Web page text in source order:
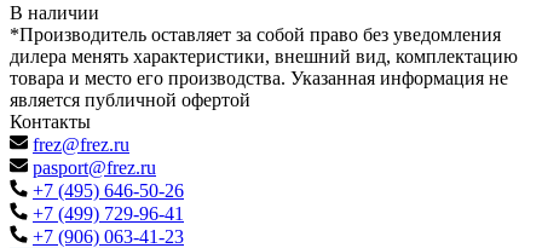
В наличии
*Производитель оставляет за собой право без уведомления
дилера менять характеристики, внешний вид, комплектацию
товара и место его производства. Указанная информация не
является публичной офертой
Контакты
frez@frez.ru
pasport@frez.ru
+7 (495) 646-50-26
+7 (499) 729-96-41
+7 (906) 063-41-23